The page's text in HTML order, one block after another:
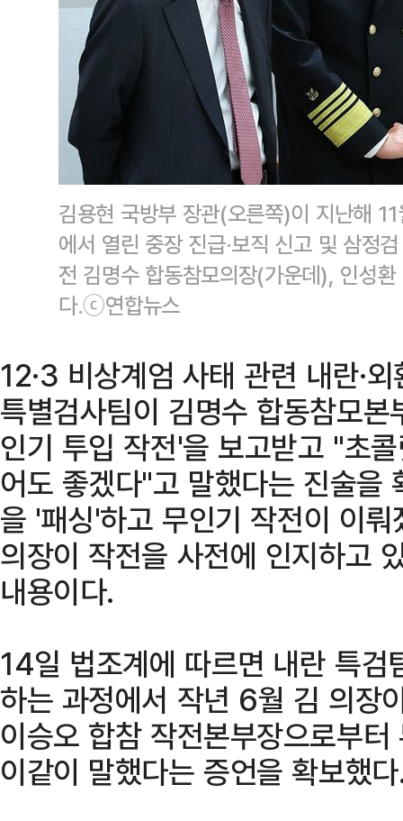
김용현 국방부 장관(오른쪽)이 지난해
에서 열린 중장 진급·보직 신고 및 삼정
전 김명수 합동참모의장(가운데), 인성
다.ⓒ연합뉴스
12·3 비상계엄 사태 관련 내란·
특별검사팀이 김명수 합동참모
인기 투입 작전'을 보고받고 "초
어도 좋겠다"고 말했다는 진술을
을 '패싱'하고 무인기 작전이 이
의장이 작전을 사전에 인지하고
내용이다.
14일 법조계에 따르면 내란 특
하는 과정에서 작년 6월 김 의장
이승오 합참 작전본부장으로부
이같이 말했다는 증언을 확보했